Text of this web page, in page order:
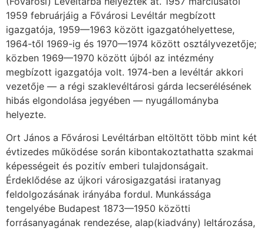
1959 februárjáig a Fővárosi Levéltár meg­bízott
igazgatója, 1959—1963 között igazgatóhelyettese,
1964-től 1969-ig és 1970—1974 között osztályvezetője;
közben 1969—1970 között újból az intézmény
megbízott igazgatója volt. 1974-ben a levéltár akkori
vezetője — a régi szaklevéltárosi gárda lecserélésének
hibás elgondolása jegyében — nyugállományba
helyezte.
Ort János a Fővárosi Levéltárban eltöltött több mint két
évtizedes működése során ki­bontakoztathatta szakmai
képességeit és pozitív emberi tulajdonságait.
Érdeklődése az új­kori városigazgatási iratanyag
feldolgozásának irányába fordul. Munkássága
tengelyébe Budapest 1873—1950 közötti
forrásanyagának rendezése, alap(kiadvány) leltározása,